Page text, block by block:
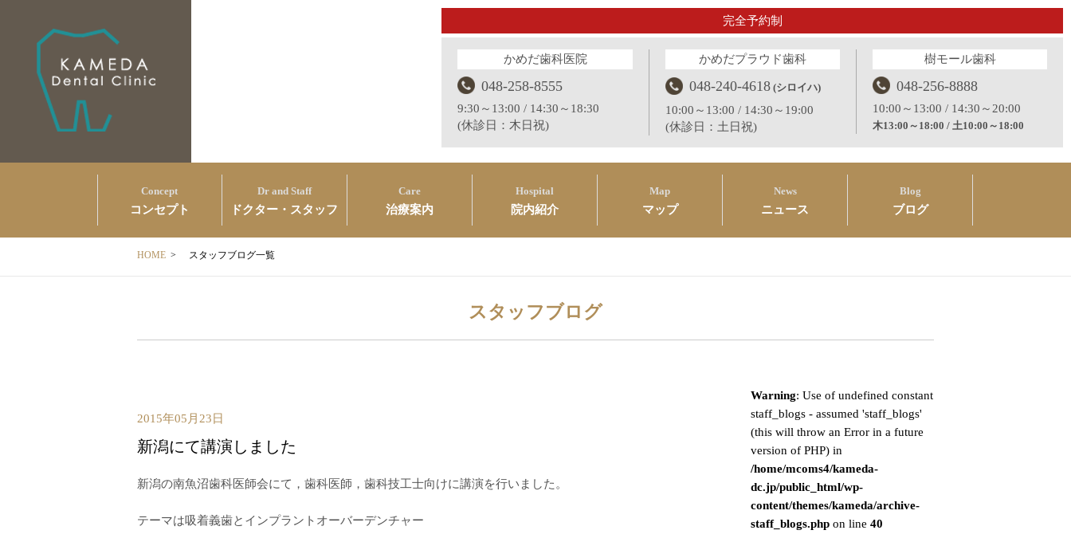
完全予約制
かめだ歯科医院
048-258-8555
9:30～13:00 / 14:30～18:30
(休診日：木日祝)
かめだプラウド歯科
048-240-4618 (シロイハ)
10:00～13:00 / 14:30～19:00
(休診日：土日祝)
樹モール歯科
048-256-8888
10:00～13:00 / 14:30～20:00
木13:00～18:00 / 土10:00～18:00
Concept
コンセプト
Dr and Staff
ドクター・スタッフ
Care
治療案内
Hospital
院内紹介
Map
マップ
News
ニュース
Blog
ブログ
HOME > スタッフブログ一覧
スタッフブログ
2015年05月23日
新潟にて講演しました
新潟の南魚沼歯科医師会にて，歯科医師，歯科技工士向けに講演を行いました。
テーマは吸着義歯とインプラントオーバーデンチャー
Warning: Use of undefined constant
staff_blogs - assumed 'staff_blogs'
(this will throw an Error in a future
version of PHP) in
/home/mcoms4/kameda-
dc.jp/public_html/wp-
content/themes/kameda/archive-
staff_blogs.php on line 40